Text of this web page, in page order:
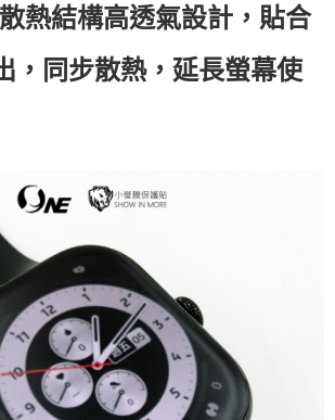
熱結構高透氣設計，貼合
，同步散熱，延長螢幕使